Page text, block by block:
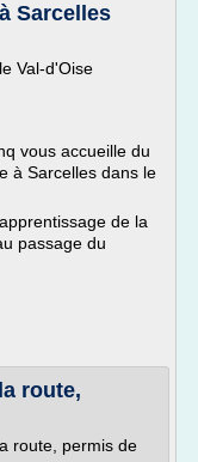
Sarcelles
Val-d'Oise
vous accueille du
à Sarcelles dans le
de la
passage du
route,
route, permis de